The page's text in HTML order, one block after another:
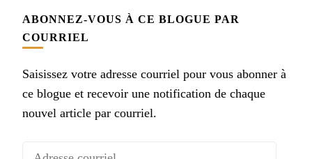
ABONNEZ-VOUS À CE BLOGUE PAR
COURRIEL
Saisissez votre adresse courriel pour vous abonner à
ce blogue et recevoir une notification de chaque
nouvel article par courriel.
Adresse